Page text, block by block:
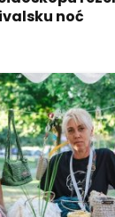
noć